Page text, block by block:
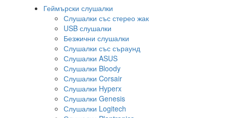
Геймърски слушалки
Слушалки със стерео жак
USB слушалки
Безжични слушалки
Слушалки със съраунд
Слушалки ASUS
Слушалки Bloody
Слушалки Corsair
Слушалки Hyperx
Слушалки Genesis
Слушалки Logitech